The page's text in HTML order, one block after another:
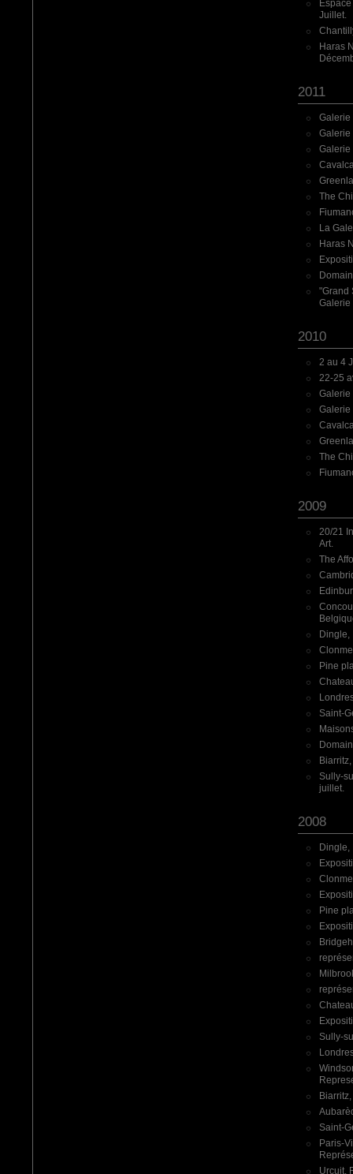
Juillet.
Haras
2011
Galerie
Galerie
Galerie
The
La
Haras
"Grand
Galerie
2010
2 au 4
22-25
Galerie
Galerie
The
2009
20/21
Art.
The
Dingle,
Pine
Saint-
Sully-
juillet.
2008
Dingle,
Pine
Sully-
Saint-
Paris-
Urcuit,